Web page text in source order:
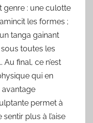
genre : une culotte
les formes ;
tanga gainant
toutes les
final, ce n’est
qui en
avantage
permet à
plus à l’aise